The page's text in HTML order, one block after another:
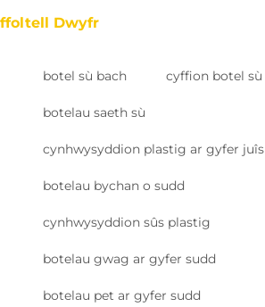
ffoltell Dwyfr
botel sù bach cyffion botel sù
botelau saeth sù
cynhwysyddion plastig ar gyfer juîs
botelau bychan o sudd
cynhwysyddion sûs plastig
botelau gwag ar gyfer sudd
botelau pet ar gyfer sudd